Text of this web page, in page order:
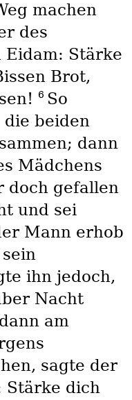
machen
des
Eidam: Stärke
Brot,
6 So
beiden
dann
Mädchens
doch gefallen
und sei
Mann erhob
ihn jedoch,
Nacht
am
sagte der
Stärke dich